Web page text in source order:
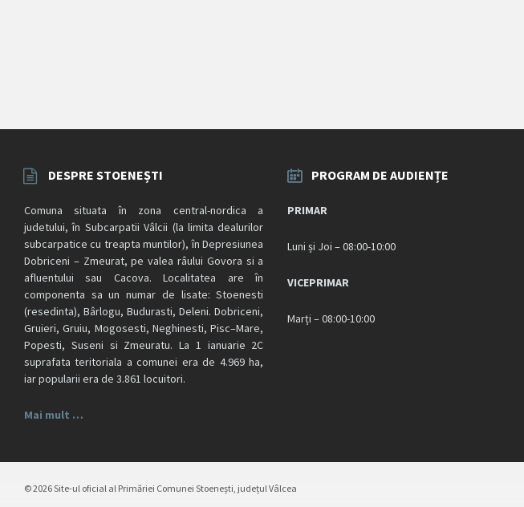
DESPRE STOENEȘTI
Comuna situata în zona central-nordica a
judetului, în Subcarpatii Vâlcii (la limita dealurilor
subcarpatice cu treapta muntilor), în Depresiunea
Dobriceni – Zmeurat, pe valea râului Govora si a
afluentului sau Cacova. Localitatea are în
componenta sa un numar de lisate: Stoenesti
(resedinta), Bârlogu, Budurasti, Deleni. Dobriceni,
Gruieri, Gruiu, Mogosesti, Neghinesti, Pisc–Mare,
Popesti, Suseni si Zmeuratu. La 1 ianuarie 2C
suprafata teritoriala a comunei era de 4.969 ha,
iar popularii era de 3.861 locuitori.
Mai mult …
PROGRAM DE AUDIENȚE
PRIMAR
Luni și Joi – 08:00-10:00
VICEPRIMAR
Marți – 08:00-10:00
© 2026 Site-ul oficial al Primăriei Comunei Stoenești, județul Vâlcea